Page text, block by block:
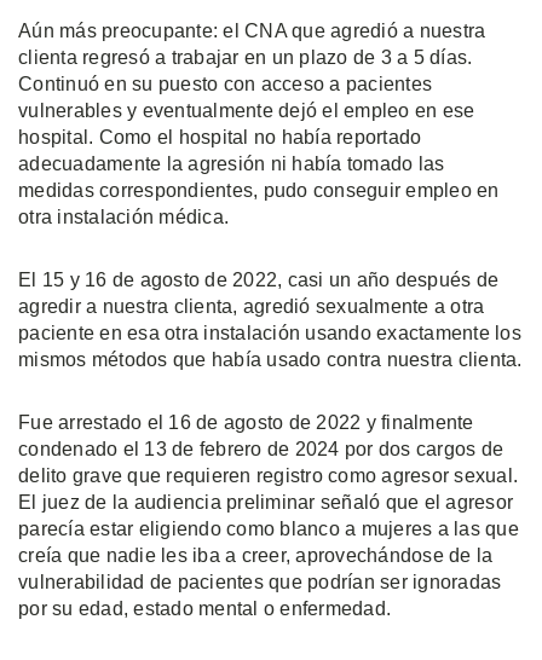
Aún más preocupante: el CNA que agredió a nuestra
clienta regresó a trabajar en un plazo de 3 a 5 días.
Continuó en su puesto con acceso a pacientes
vulnerables y eventualmente dejó el empleo en ese
hospital. Como el hospital no había reportado
adecuadamente la agresión ni había tomado las
medidas correspondientes, pudo conseguir empleo en
otra instalación médica.
El 15 y 16 de agosto de 2022, casi un año después de
agredir a nuestra clienta, agredió sexualmente a otra
paciente en esa otra instalación usando exactamente los
mismos métodos que había usado contra nuestra clienta.
Fue arrestado el 16 de agosto de 2022 y finalmente
condenado el 13 de febrero de 2024 por dos cargos de
delito grave que requieren registro como agresor sexual.
El juez de la audiencia preliminar señaló que el agresor
parecía estar eligiendo como blanco a mujeres a las que
creía que nadie les iba a creer, aprovechándose de la
vulnerabilidad de pacientes que podrían ser ignoradas
por su edad, estado mental o enfermedad.